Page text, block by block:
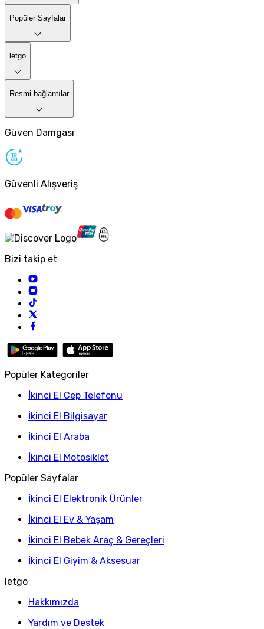
Popüler Sayfalar
letgo
Resmi bağlantılar
Güven Damgası
Güvenli Alışveriş
Bizi takip et
Popüler Kategoriler
İkinci El Cep Telefonu
İkinci El Bilgisayar
İkinci El Araba
İkinci El Motosiklet
Popüler Sayfalar
İkinci El Elektronik Ürünler
İkinci El Ev & Yaşam
İkinci El Bebek Araç & Gereçleri
İkinci El Giyim & Aksesuar
letgo
Hakkımızda
Yardım ve Destek